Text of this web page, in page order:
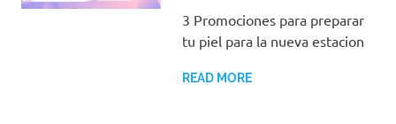
3 Promociones para preparar
tu piel para la nueva estacion
READ MORE